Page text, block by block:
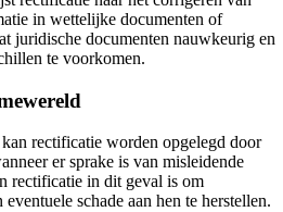
in wettelijke documenten of
juridische documenten nauwkeurig en
te voorkomen.
rectificatie worden opgelegd door
er sprake is van misleidende
rectificatie in dit geval is om
schade aan hen te herstellen.